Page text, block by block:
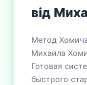
від
Метод
Михаила
Готовая
быстрого